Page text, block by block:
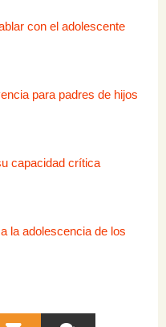
con el adolescente
para padres de hijos
capacidad crítica
la adolescencia de los